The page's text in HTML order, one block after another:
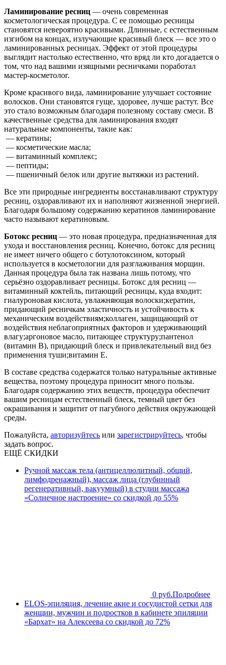
Ламинирование ресниц — очень современная
косметологическая процедура. С ее помощью ресницы
становятся невероятно красивыми. Длинные, с естественным
изгибом на концах, излучающие красивый блеск — все это о
ламинированных ресницах. Эффект от этой процедуры
выглядит настолько естественно, что вряд ли кто догадается о
том, что над вашими изящными ресничками поработал
мастер-косметолог.
Кроме красивого вида, ламинирование улучшает состояние
волосков. Они становятся гуще, здоровее, лучше растут. Все
это стало возможным благодаря полезному составу смеси. В
качественные средства для ламинирования входят
натуральные компоненты, такие как:
— кератины;
— косметические масла;
— витаминный комплекс;
— пептиды;
— пшеничный белок или другие вытяжки из растений.
Все эти природные ингредиенты восстанавливают структуру
ресниц, оздоравливают их и наполняют жизненной энергией.
Благодаря большому содержанию кератинов ламинирование
часто называют кератиновым.
Ботокс ресниц — это новая процедура, предназначенная для
ухода и восстановления ресниц. Конечно, ботокс для ресниц
не имеет ничего общего с ботулотоксином, который
используется в косметологии для разглаживания морщин.
Данная процедура была так названа лишь потому, что
серьёзно оздоравливает ресницы. Ботокс для ресниц —
витаминный коктейль, питающий ресницы, куда входит:
гиалуроновая кислота, увлажняющая волоски;кератин,
придающий ресничкам эластичность и устойчивость к
механическим воздействиям;коллаген, защищающий от
воздействия неблагоприятных факторов и удерживающий
влагу;аргоновое масло, питающее структуру;пантенол
(витамин B), придающий блеск и привлекательный вид без
применения туши;витамин Е.
В составе средства содержатся только натуральные активные
вещества, поэтому процедура приносит много пользы.
Благодаря содержанию этих веществ, процедура обеспечит
вашим ресницам естественный блеск, темный цвет без
окрашивания и защитит от пагубного действия окружающей
среды.
Пожалуйста, авторизуйтесь или зарегистрируйтесь, чтобы
задать вопрос.
ЕЩЁ СКИДКИ
Ручной массаж тела (антицеллюлитный, общий,
лимфодренажный), массаж лица (глубинный
регенеративный, вакуумный) в студии массажа
«Солнечное настроение» со скидкой до 55%
0 руб.Подробнее
ELOS-эпиляция, лечение акне и сосудистой сетки для
женщин, мужчин и подростков в кабинете эпиляции
«Бархат» на Алексеева со скидкой до 72%